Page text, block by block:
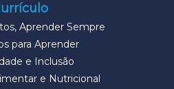
Aprender Sempre
para Aprender
e Inclusão
e Nutricional